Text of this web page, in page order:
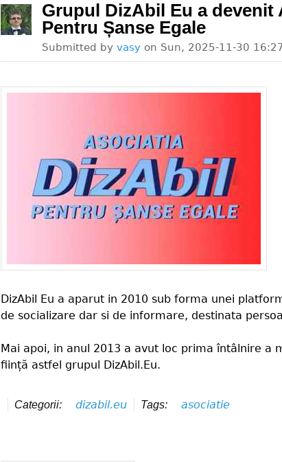
Grupul DizAbil Eu a devenit
Pentru Șanse Egale
Submitted by vasy on Sun, 2025-11-30
DizAbil Eu a aparut in 2010 sub forma unei
de socializare dar si de informare, destinata
Mai apoi, in anul 2013 a avut loc prima întâlnire a
ființă astfel grupul DizAbil.Eu.
Categorii: dizabil.eu Tags: asociatie